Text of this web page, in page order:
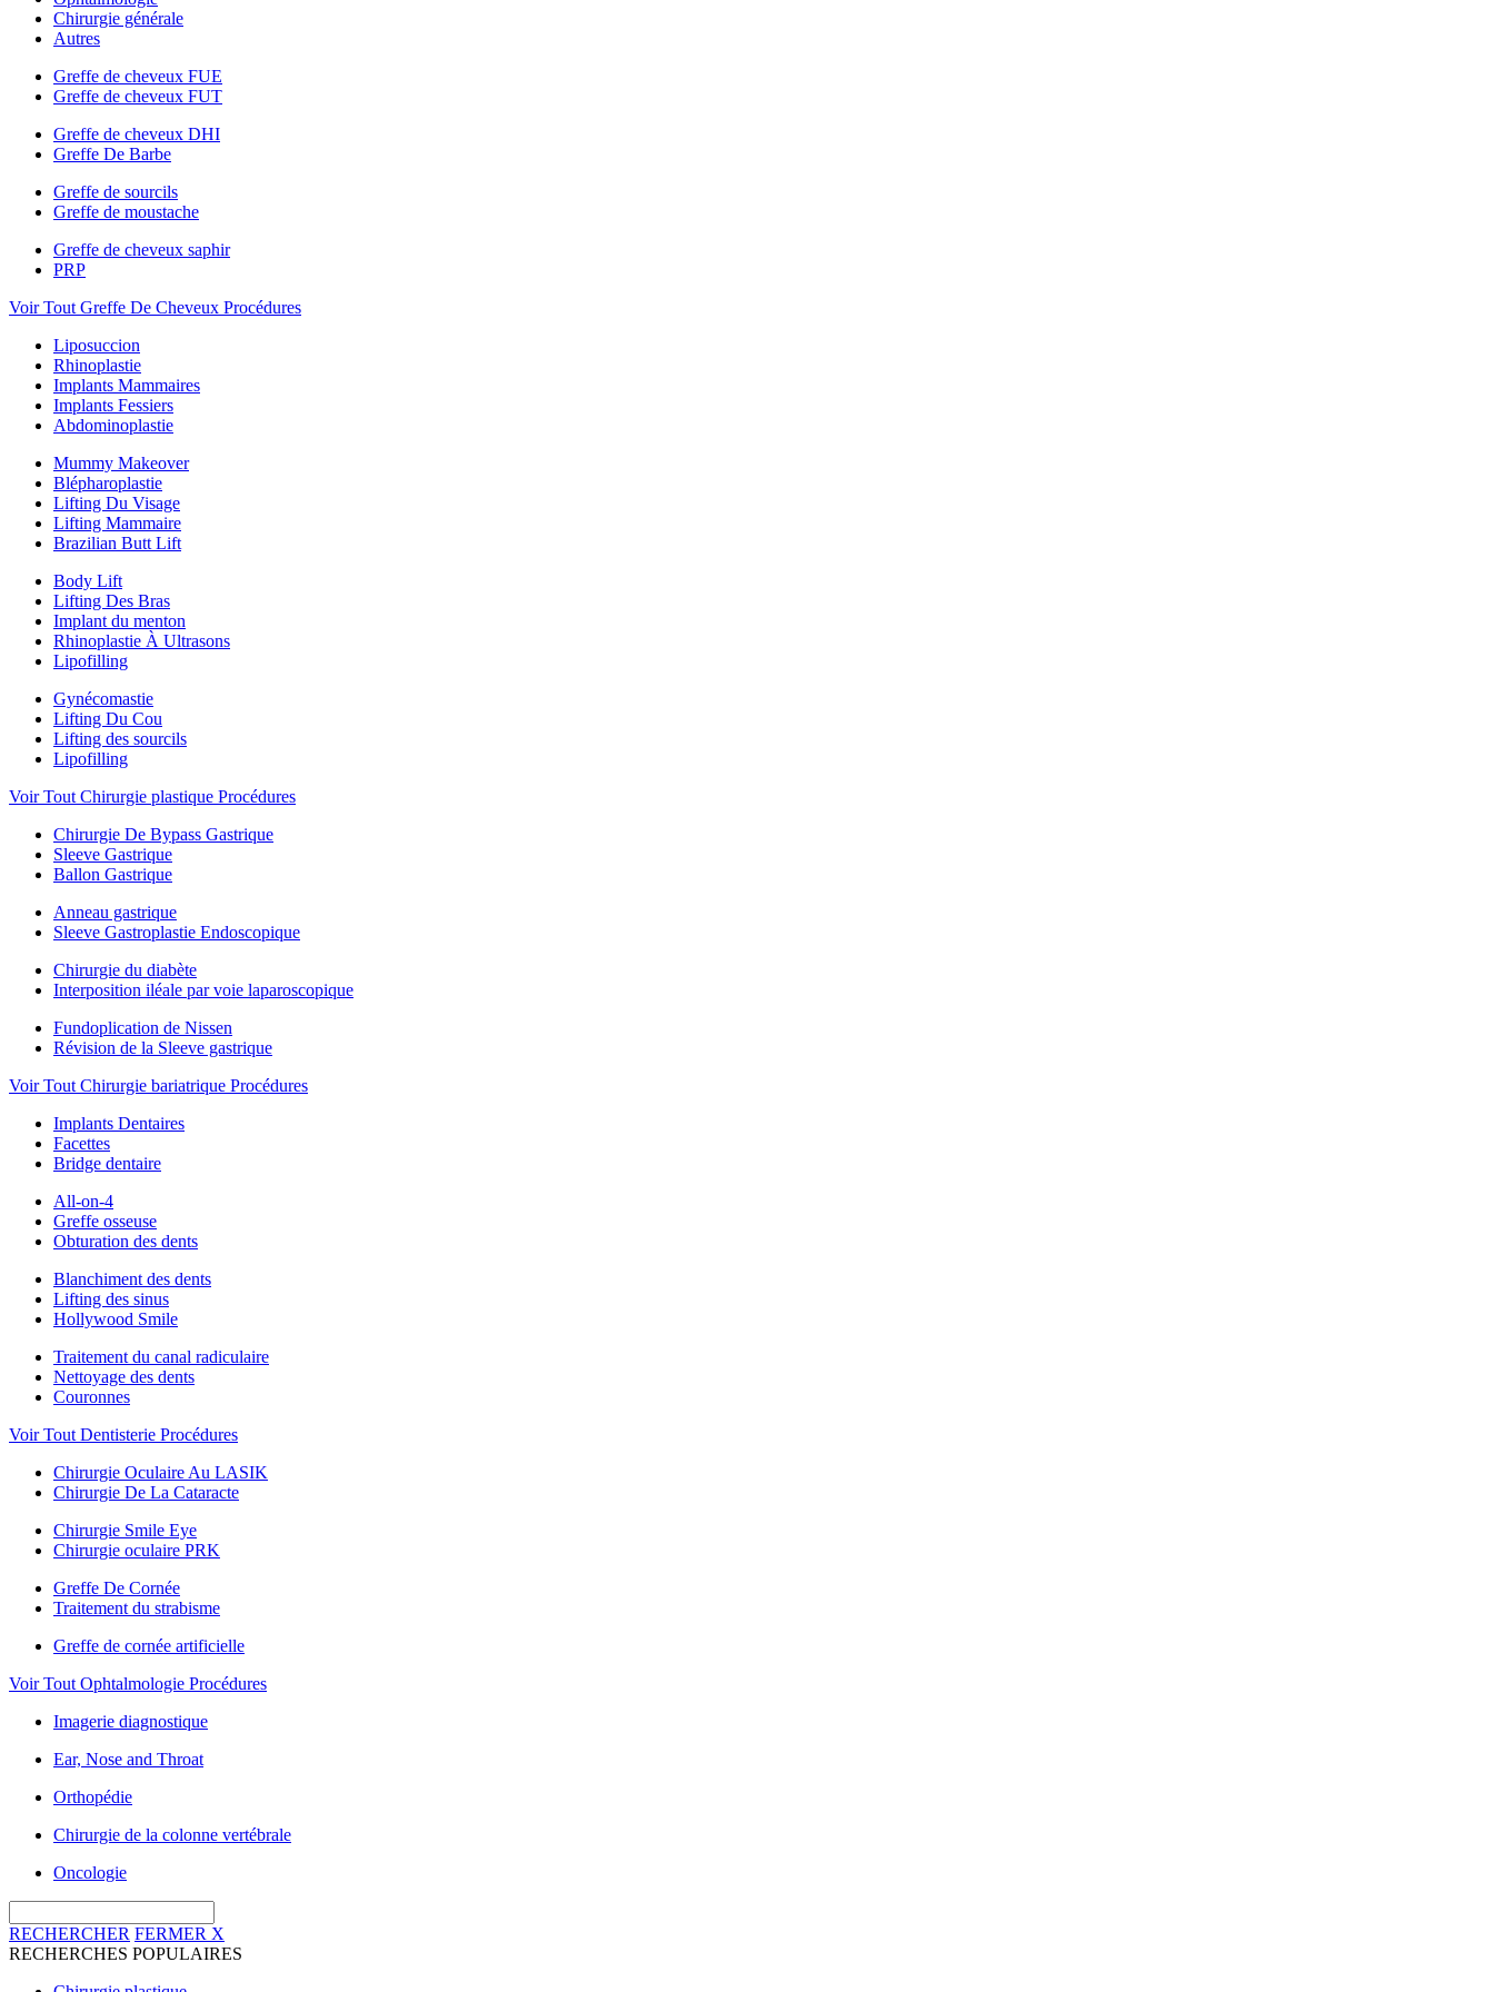
Chirurgie générale
Autres
Greffe de cheveux FUE
Greffe de cheveux FUT
Greffe de cheveux DHI
Greffe De Barbe
Greffe de sourcils
Greffe de moustache
Greffe de cheveux saphir
PRP
Voir Tout Greffe De Cheveux Procédures
Liposuccion
Rhinoplastie
Implants Mammaires
Implants Fessiers
Abdominoplastie
Mummy Makeover
Blépharoplastie
Lifting Du Visage
Lifting Mammaire
Brazilian Butt Lift
Body Lift
Lifting Des Bras
Implant du menton
Rhinoplastie À Ultrasons
Lipofilling
Gynécomastie
Lifting Du Cou
Lifting des sourcils
Lipofilling
Voir Tout Chirurgie plastique Procédures
Chirurgie De Bypass Gastrique
Sleeve Gastrique
Ballon Gastrique
Anneau gastrique
Sleeve Gastroplastie Endoscopique
Chirurgie du diabète
Interposition iléale par voie laparoscopique
Fundoplication de Nissen
Révision de la Sleeve gastrique
Voir Tout Chirurgie bariatrique Procédures
Implants Dentaires
Facettes
Bridge dentaire
All-on-4
Greffe osseuse
Obturation des dents
Blanchiment des dents
Lifting des sinus
Hollywood Smile
Traitement du canal radiculaire
Nettoyage des dents
Couronnes
Voir Tout Dentisterie Procédures
Chirurgie Oculaire Au LASIK
Chirurgie De La Cataracte
Chirurgie Smile Eye
Chirurgie oculaire PRK
Greffe De Cornée
Traitement du strabisme
Greffe de cornée artificielle
Voir Tout Ophtalmologie Procédures
Imagerie diagnostique
Ear, Nose and Throat
Orthopédie
Chirurgie de la colonne vertébrale
Oncologie
RECHERCHER FERMER X
RECHERCHES POPULAIRES